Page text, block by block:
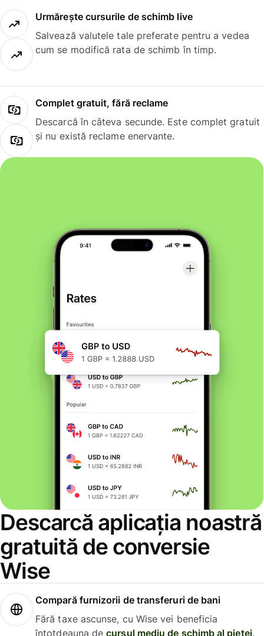
Urmărește cursurile de schimb live
Salvează valutele tale preferate pentru a vedea
cum se modifică rata de schimb în timp.
Complet gratuit, fără reclame
Descarcă în câteva secunde. Este complet gratuit
și nu există reclame enervante.
Descarcă aplicația noastră
gratuită de conversie
Wise
Compară furnizorii de transferuri de bani
Fără taxe ascunse, cu Wise vei beneficia
întotdeauna decursul mediu de schimb al pieței.